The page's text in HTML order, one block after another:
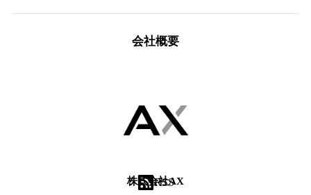
会社概要
株式会社AX
RSS